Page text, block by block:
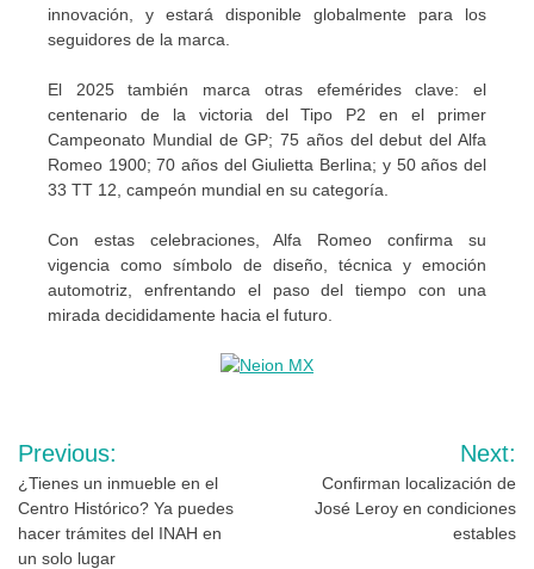
innovación, y estará disponible globalmente para los
seguidores de la marca.
El 2025 también marca otras efemérides clave: el
centenario de la victoria del Tipo P2 en el primer
Campeonato Mundial de GP; 75 años del debut del Alfa
Romeo 1900; 70 años del Giulietta Berlina; y 50 años del
33 TT 12, campeón mundial en su categoría.
Con estas celebraciones, Alfa Romeo confirma su
vigencia como símbolo de diseño, técnica y emoción
automotriz, enfrentando el paso del tiempo con una
mirada decididamente hacia el futuro.
Navegación
de
entradas
Previous:
¿Tienes un inmueble en el
Centro Histórico? Ya puedes
hacer trámites del INAH en
un solo lugar
Next:
Confirman localización de
José Leroy en condiciones
estables